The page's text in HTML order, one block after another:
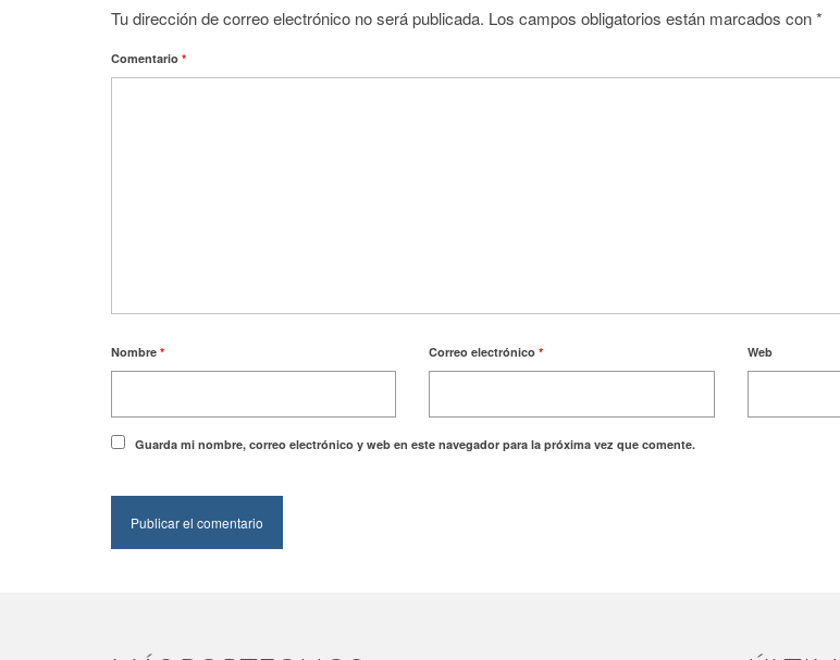
Tu dirección de correo electrónico no será publicada. Los campos obligatorios están marcados con*
Comentario *
Nombre * Correo electrónico* Web
Guarda mi nombre, correo electrónico y web en este navegador para la próxima vez que comente.